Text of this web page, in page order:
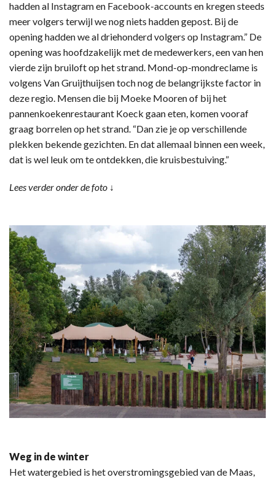
hadden al Instagram en Facebook-accounts en kregen steeds
meer volgers terwijl we nog niets hadden gepost. Bij de
opening hadden we al driehonderd volgers op Instagram.” De
opening was hoofdzakelijk met de medewerkers, een van hen
vierde zijn bruiloft op het strand. Mond-op-mondreclame is
volgens Van Gruijthuijsen toch nog de belangrijkste factor in
deze regio. Mensen die bij Moeke Mooren of bij het
pannenkoekenrestaurant Koeck gaan eten, komen vooraf
graag borrelen op het strand. “Dan zie je op verschillende
plekken bekende gezichten. En dat allemaal binnen een week,
dat is wel leuk om te ontdekken, die kruisbestuiving.”
Lees verder onder de foto ↓
Weg in de winter
Het watergebied is het overstromingsgebied van de Maas,